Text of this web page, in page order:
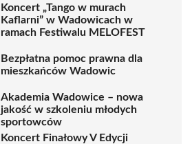
Koncert „Tango w murach
Kaflarni” w Wadowicach w
ramach Festiwalu MELOFEST
Bezpłatna pomoc prawna dla
mieszkańców Wadowic
Akademia Wadowice – nowa
jakość w szkoleniu młodych
sportowców
Koncert Finałowy V Edycji